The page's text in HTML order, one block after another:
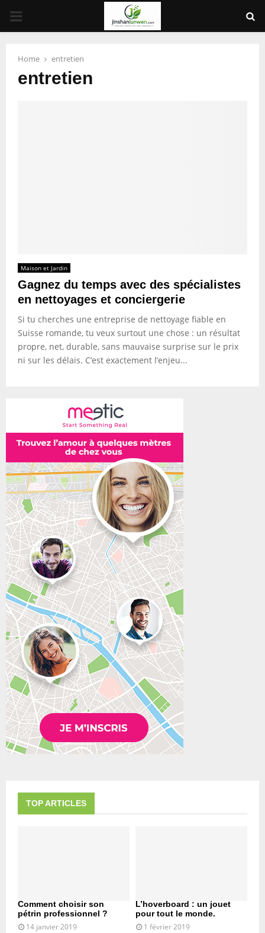
PRIMARY
Home entretien
entretien
Maison et Jardin
Gagnez du temps avec des spécialistes
en nettoyages et conciergerie
Si tu cherches une entreprise de nettoyage fiable en
Suisse romande, tu veux surtout une chose : un résultat
propre, net, durable, sans mauvaise surprise sur le prix
ni sur les délais. C’est exactement l’enjeu...
TOP ARTICLES
Comment choisir son
pétrin professionnel ?
14 janvier 2019
L’hoverboard : un jouet
pour tout le monde.
1 février 2019